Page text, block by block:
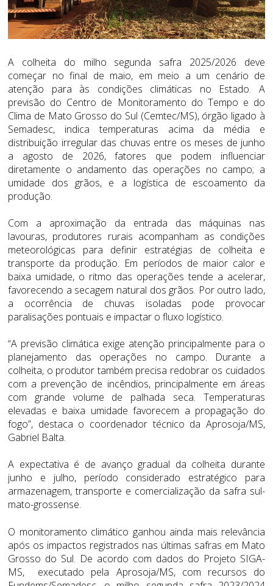
A colheita do milho segunda safra 2025/2026 deve
começar no final de maio, em meio a um cenário de
atenção para às condições climáticas no Estado. A
previsão do Centro de Monitoramento do Tempo e do
Clima de Mato Grosso do Sul (Cemtec/MS), órgão ligado à
Semadesc, indica temperaturas acima da média e
distribuição irregular das chuvas entre os meses de junho
a agosto de 2026, fatores que podem influenciar
diretamente o andamento das operações no campo; a
umidade dos grãos, e a logística de escoamento da
produção.
Com a aproximação da entrada das máquinas nas
lavouras, produtores rurais acompanham as condições
meteorológicas para definir estratégias de colheita e
transporte da produção. Em períodos de maior calor e
baixa umidade, o ritmo das operações tende a acelerar,
favorecendo a secagem natural dos grãos. Por outro lado,
a ocorrência de chuvas isoladas pode provocar
paralisações pontuais e impactar o fluxo logístico.
“A previsão climática exige atenção principalmente para o
planejamento das operações no campo. Durante a
colheita, o produtor também precisa redobrar os cuidados
com a prevenção de incêndios, principalmente em áreas
com grande volume de palhada seca. Temperaturas
elevadas e baixa umidade favorecem a propagação do
fogo”, destaca o coordenador técnico da Aprosoja/MS,
Gabriel Balta.
A expectativa é de avanço gradual da colheita durante
junho e julho, período considerado estratégico para
armazenagem, transporte e comercialização da safra sul-
mato-grossense.
O monitoramento climático ganhou ainda mais relevância
após os impactos registrados nas últimas safras em Mato
Grosso do Sul. De acordo com dados do Projeto SIGA-
MS, executado pela Aprosoja/MS, com recursos do